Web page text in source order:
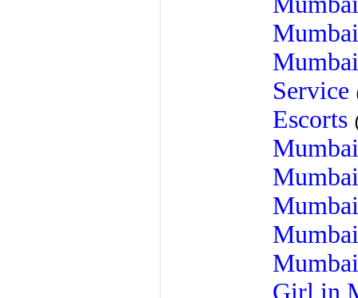
Service
Escorts
Girl in